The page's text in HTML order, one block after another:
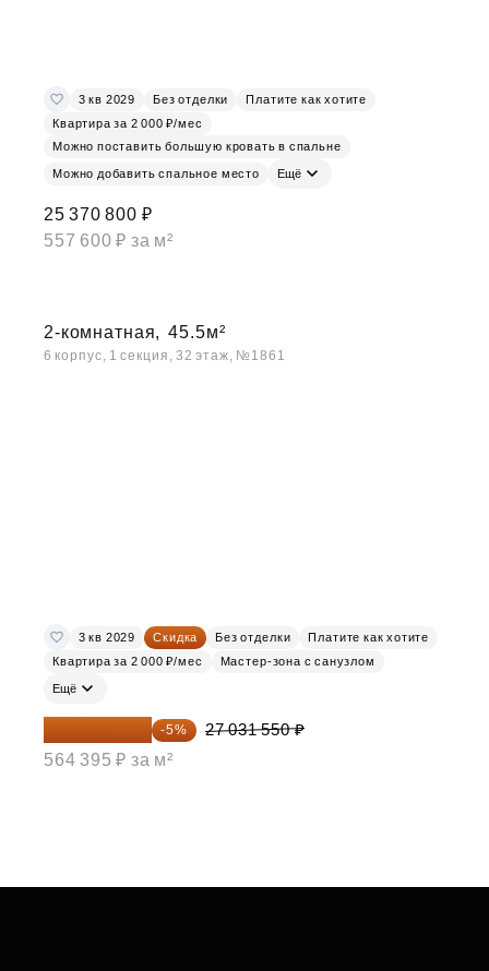
3 кв 2029 Без отделки
Платите как хотите
Квартира за 2 000 ₽/мес
Можно поставить большую кровать в спальне
Можно добавить спальное место Ещё
25 370 800 ₽
557 600 ₽ за м²
2-комнатная, 45.5м²
6 корпус, 1 секция, 32 этаж, №1861
3 кв 2029 Скидка Без отделки
Платите как хотите
Квартира за 2 000 ₽/мес
Мастер-зона с санузлом
Ещё
25 679 973 ₽ -5%
27 031 550 ₽
564 395 ₽ за м²